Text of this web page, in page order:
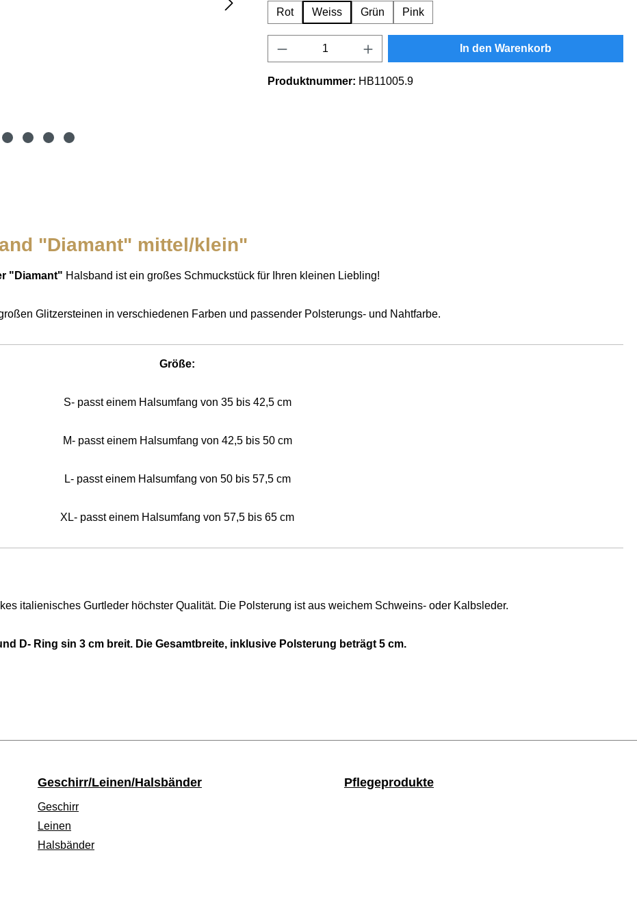
Rot Weiss Grün Pink
Produkt Anzahl: Gib den gewünschten Wert ein
In den Warenkorb
Produktnummer: HB11005.9
"Diamant" mittel/klein"
"Diamant" Halsband ist ein großes Schmuckstück für Ihren kleinen Liebling!
Glitzersteinen in verschiedenen Farben und passender Polsterungs- und Nahtfarbe.
Größe:
S- passt einem Halsumfang von 35 bis 42,5 cm
M- passt einem Halsumfang von 42,5 bis 50 cm
L- passt einem Halsumfang von 50 bis 57,5 cm
XL- passt einem Halsumfang von 57,5 bis 65 cm
italienisches Gurtleder höchster Qualität. Die Polsterung ist aus weichem Schweins- oder Kalbsleder.
D- Ring sin 3 cm breit. Die Gesamtbreite, inklusive Polsterung beträgt 5 cm.
Geschirr/Leinen/Halsbänder
Geschirr
Leinen
Halsbänder
Pflegeprodukte